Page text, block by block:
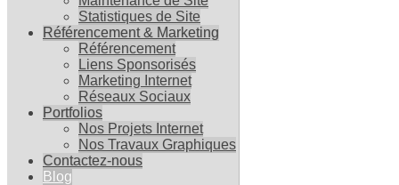
Statistiques de Site
Référencement & Marketing
Référencement
Liens Sponsorisés
Marketing Internet
Réseaux Sociaux
Portfolios
Nos Projets Internet
Nos Travaux Graphiques
Contactez-nous
Blog